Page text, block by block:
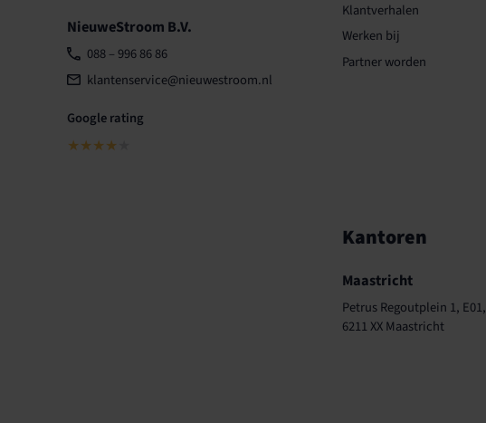
NieuweStroom B.V.
088 – 996 86 86
klantenservice@nieuwestroom.nl
Google rating
★★★★
Klantverhalen
Werken bij
Partner worden
Kantoren
Maastricht
Petrus Regoutplein 1, E01,
6211 XX Maastricht